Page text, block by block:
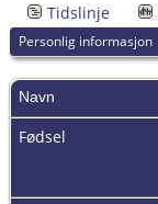
Tidslinje
Personlig informasjon
Navn
Fødsel